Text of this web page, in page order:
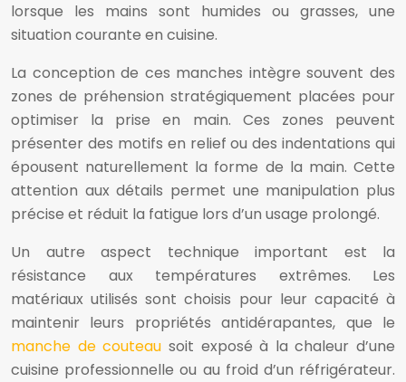
lorsque les mains sont humides ou grasses, une
situation courante en cuisine.
La conception de ces manches intègre souvent des
zones de préhension stratégiquement placées pour
optimiser la prise en main. Ces zones peuvent
présenter des motifs en relief ou des indentations qui
épousent naturellement la forme de la main. Cette
attention aux détails permet une manipulation plus
précise et réduit la fatigue lors d’un usage prolongé.
Un autre aspect technique important est la
résistance aux températures extrêmes. Les
matériaux utilisés sont choisis pour leur capacité à
maintenir leurs propriétés antidérapantes, que le
manche de couteau soit exposé à la chaleur d’une
cuisine professionnelle ou au froid d’un réfrigérateur.